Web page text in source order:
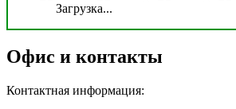
Загрузка...
Офис и контакты
Контактная информация: